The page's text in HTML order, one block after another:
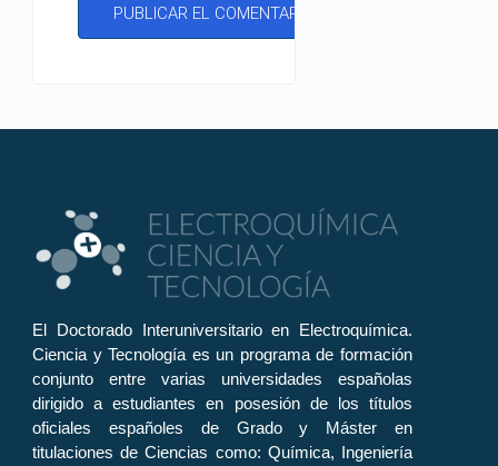
El Doctorado Interuniversitario en Electroquímica.
Ciencia y Tecnología es un programa de formación
conjunto entre varias universidades españolas
dirigido a estudiantes en posesión de los títulos
oficiales españoles de Grado y Máster en
titulaciones de Ciencias como: Química, Ingeniería